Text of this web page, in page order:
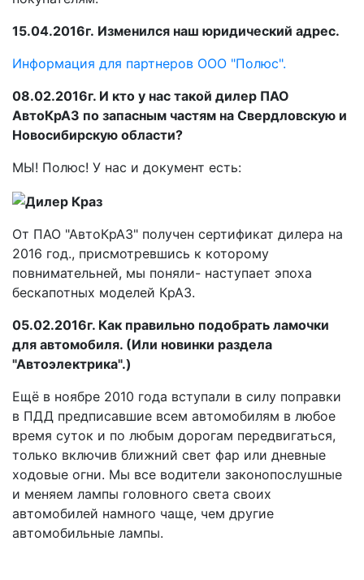
15.04.2016г. Изменился наш юридический адрес.
Информация для партнеров ООО "Полюс".
08.02.2016г. И кто у нас такой дилер ПАО
АвтоКрАЗ по запасным частям на Свердловскую и
Новосибирскую области?
МЫ! Полюс! У нас и документ есть:
От ПАО "АвтоКрАЗ" получен сертификат дилера на
2016 год., присмотревшись к которому
повнимательней, мы поняли- наступает эпоха
бескапотных моделей КрАЗ.
05.02.2016г. Как правильно подобрать ламочки
для автомобиля. (Или новинки раздела
"Автоэлектрика".)
Ещё в ноябре 2010 года вступали в силу поправки
в ПДД предписавшие всем автомобилям в любое
время суток и по любым дорогам передвигаться,
только включив ближний свет фар или дневные
ходовые огни. Мы все водители законопослушные
и меняем лампы головного света своих
автомобилей намного чаще, чем другие
автомобильные лампы.